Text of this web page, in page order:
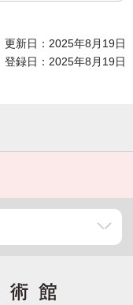
更新日：2025年8月19日
登録日：2025年8月19日